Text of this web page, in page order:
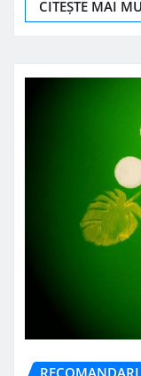
CITEȘTE MAI
RECOMANDARI